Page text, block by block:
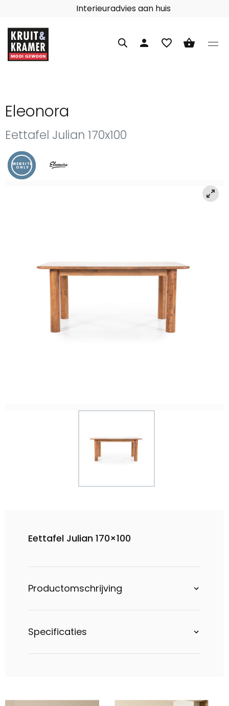
Interieuradvies aan huis
person favorite_border shopping_basket
Eleonora
Eettafel Julian 170x100
WEBSITE
ONLY
Eettafel Julian 170×100
Productomschrijving
Specificaties